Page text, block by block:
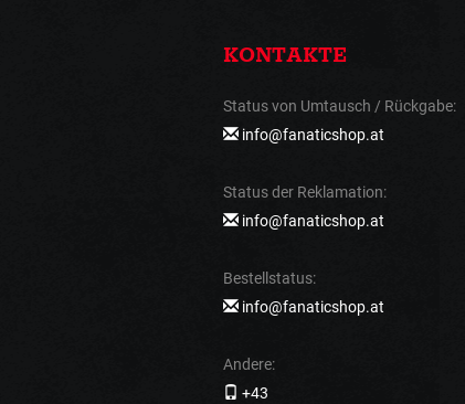
KONTAKTE
Status von Umtausch / Rückgabe:
info@fanaticshop.at
Status der Reklamation:
info@fanaticshop.at
Bestellstatus:
info@fanaticshop.at
Andere:
+43